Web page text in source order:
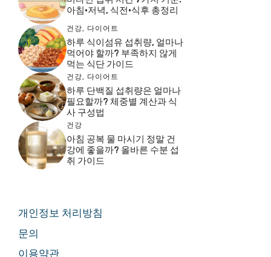
아침·저녁, 식전·식후 총정리
건강, 다이어트
하루 식이섬유 섭취량, 얼마나
먹어야 할까? 부족하지 않게
먹는 식단 가이드
건강, 다이어트
하루 단백질 섭취량은 얼마나
필요할까? 체중별 계산과 식
사 구성법
건강
아침 공복 물 마시기 정말 건
강에 좋을까? 올바른 수분 섭
취 가이드
개인정보 처리방침
문의
이용약관